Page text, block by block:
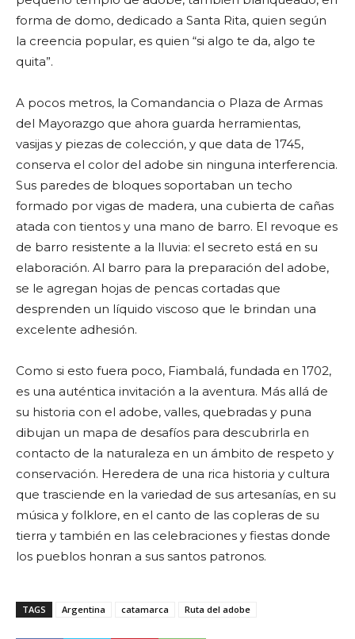
forma de domo, dedicado a Santa Rita, quien según
la creencia popular, es quien “si algo te da, algo te
quita”.
A pocos metros, la Comandancia o Plaza de Armas
del Mayorazgo que ahora guarda herramientas,
vasijas y piezas de colección, y que data de 1745,
conserva el color del adobe sin ninguna interferencia.
Sus paredes de bloques soportaban un techo
formado por vigas de madera, una cubierta de cañas
atada con tientos y una mano de barro. El revoque es
de barro resistente a la lluvia: el secreto está en su
elaboración. Al barro para la preparación del adobe,
se le agregan hojas de pencas cortadas que
desprenden un líquido viscoso que le brindan una
excelente adhesión.
Como si esto fuera poco, Fiambalá, fundada en 1702,
es una auténtica invitación a la aventura. Más allá de
su historia con el adobe, valles, quebradas y puna
dibujan un mapa de desafíos para descubrirla en
contacto de la naturaleza en un ámbito de respeto y
conservación. Heredera de una rica historia y cultura
que trasciende en la variedad de sus artesanías, en su
música y folklore, en el canto de las copleras de su
tierra y también en las celebraciones y fiestas donde
los pueblos honran a sus santos patronos.
TAGS Argentina catamarca Ruta del adobe